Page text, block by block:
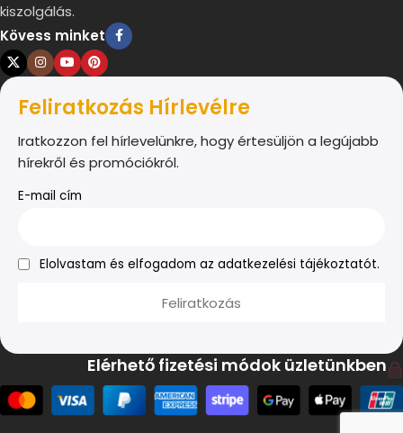
kiszolgálás.
Kövess minket
Feliratkozás Hírlevélre
Iratkozzon fel hírlevelünkre, hogy értesüljön a legújabb
hírekről és promóciókról.
E-mail cím
Elolvastam és elfogadom az adatkezelési tájékoztatót.
Elérhető fizetési módok üzletünkben